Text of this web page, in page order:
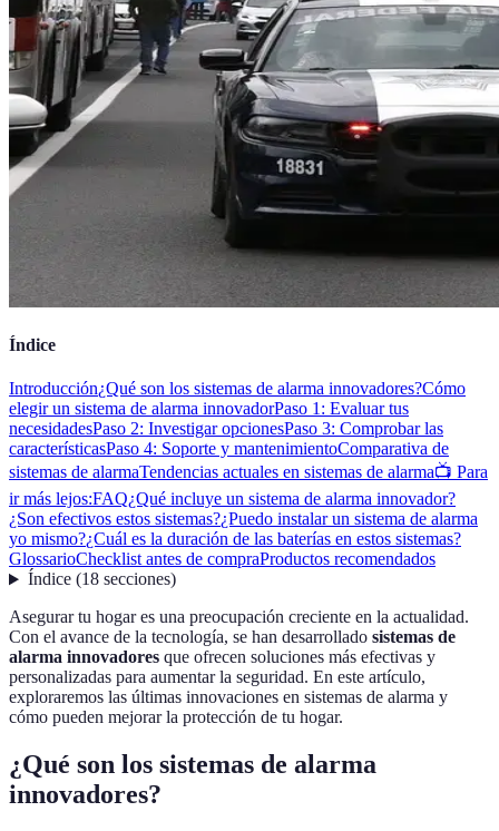
Índice
Introducción¿Qué son los sistemas de alarma innovadores?Cómo
elegir un sistema de alarma innovadorPaso 1: Evaluar tus
necesidadesPaso 2: Investigar opcionesPaso 3: Comprobar las
característicasPaso 4: Soporte y mantenimientoComparativa de
sistemas de alarmaTendencias actuales en sistemas de alarma📺 Para
ir más lejos:FAQ¿Qué incluye un sistema de alarma innovador?
¿Son efectivos estos sistemas?¿Puedo instalar un sistema de alarma
yo mismo?¿Cuál es la duración de las baterías en estos sistemas?
GlossarioChecklist antes de compraProductos recomendados
Índice(18 secciones)
Asegurar tu hogar es una preocupación creciente en la actualidad.
Con el avance de la tecnología, se han desarrollado sistemas de
alarma innovadores que ofrecen soluciones más efectivas y
personalizadas para aumentar la seguridad. En este artículo,
exploraremos las últimas innovaciones en sistemas de alarma y
cómo pueden mejorar la protección de tu hogar.
¿Qué son los sistemas de alarma
innovadores?